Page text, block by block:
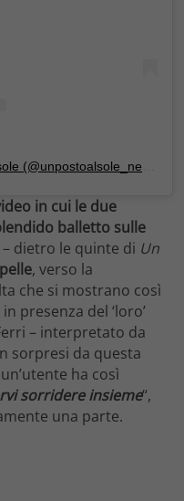
in cui le due
balletto sulle
– dietro le quinte di Un
, verso la
che si mostrano così
presenza del ‘loro’
– interpretato da
sorpresi da questa
ha così
sorridere insieme“,
una parte.